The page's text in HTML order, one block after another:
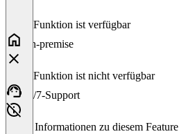
Diese Funktion ist verfügbar
On-premise
Diese Funktion ist nicht verfügbar
24/7-Support
Keine Informationen zu diesem Feature